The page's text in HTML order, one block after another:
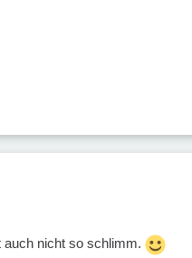
auch nicht so schlimm.